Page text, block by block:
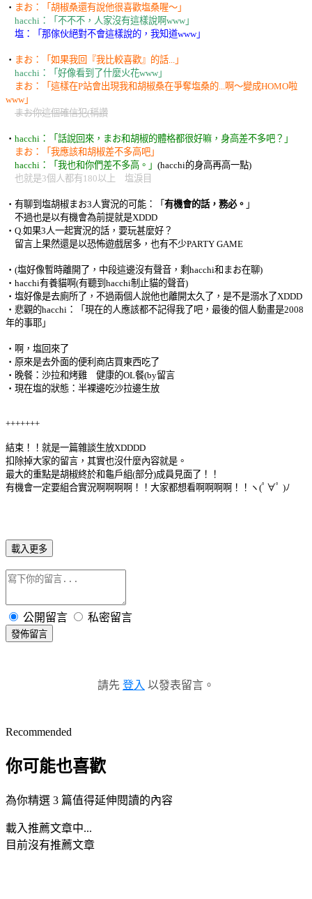
‧ まお：「胡椒桑還有說他很喜歡塩桑喔～」
hacchi：「不不不，人家沒有這樣說啊www」
塩：「那傢伙絕對不會這樣說的，我知道www」
‧ まお：「如果我回『我比較喜歡』的話...」
hacchi：「好像看到了什麼火花www」
まお：「這樣在P站會出現我和胡椒桑在爭奪塩桑的...啊～變成HOMO啦
www」
まお你這個確信犯(稱讚
‧ hacchi：「話說回來，まお和胡椒的體格都很好嘛，身高差不多吧？」
まお：「我應該和胡椒差不多高吧」
hacchi：「我也和你們差不多高。」 (hacchi的身高再高一點)
也就是3個人都有180以上 塩淚目
‧有聊到塩胡椒まお3人實況的可能：「 有機會的話，務必。 」
不過也是以有機會為前提就是XDDD
‧Q.如果3人一起實況的話，要玩甚麼好？
留言上果然還是以恐怖遊戲居多，也有不少PARTY GAME
‧(塩好像暫時離開了，中段這邊沒有聲音，剩hacchi和まお在聊)
‧hacchi有養貓啊(有聽到hacchi制止貓的聲音)
‧塩好像是去廁所了，不過兩個人說他也離開太久了，是不是溺水了XDDD
‧悲觀的hacchi：「現在的人應該都不記得我了吧，最後的個人動畫是2008
年的事耶」
‧啊，塩回來了
‧原來是去外面的便利商店買東西吃了
‧晚餐：沙拉和烤雞 健康的OL餐(by留言
‧現在塩的狀態：半裸邊吃沙拉邊生放
+++++++
結束！！就是一篇雜談生放XDDDD
扣除掉大家的留言，其實也沒什麼內容就是。
最大的重點是胡椒終於和龜戶組(部分)成員見面了！！
有機會一定要組合實況啊啊啊啊！！大家都想看啊啊啊啊！！ヽ(ﾟ∀ﾟ )ﾉ
載入更多
公開留言 私密留言
發佈留言
請先 登入 以發表留言。
Recommended
你可能也喜歡
為你精選 3 篇值得延伸閱讀的內容
載入推薦文章中...
目前沒有推薦文章